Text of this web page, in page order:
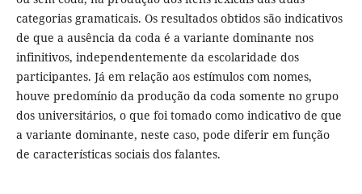
categorias gramaticais. Os resultados obtidos são indicativos
de que a ausência da coda é a variante dominante nos
infinitivos, independentemente da escolaridade dos
participantes. Já em relação aos estímulos com nomes,
houve predomínio da produção da coda somente no grupo
dos universitários, o que foi tomado como indicativo de que
a variante dominante, neste caso, pode diferir em função
de características sociais dos falantes.